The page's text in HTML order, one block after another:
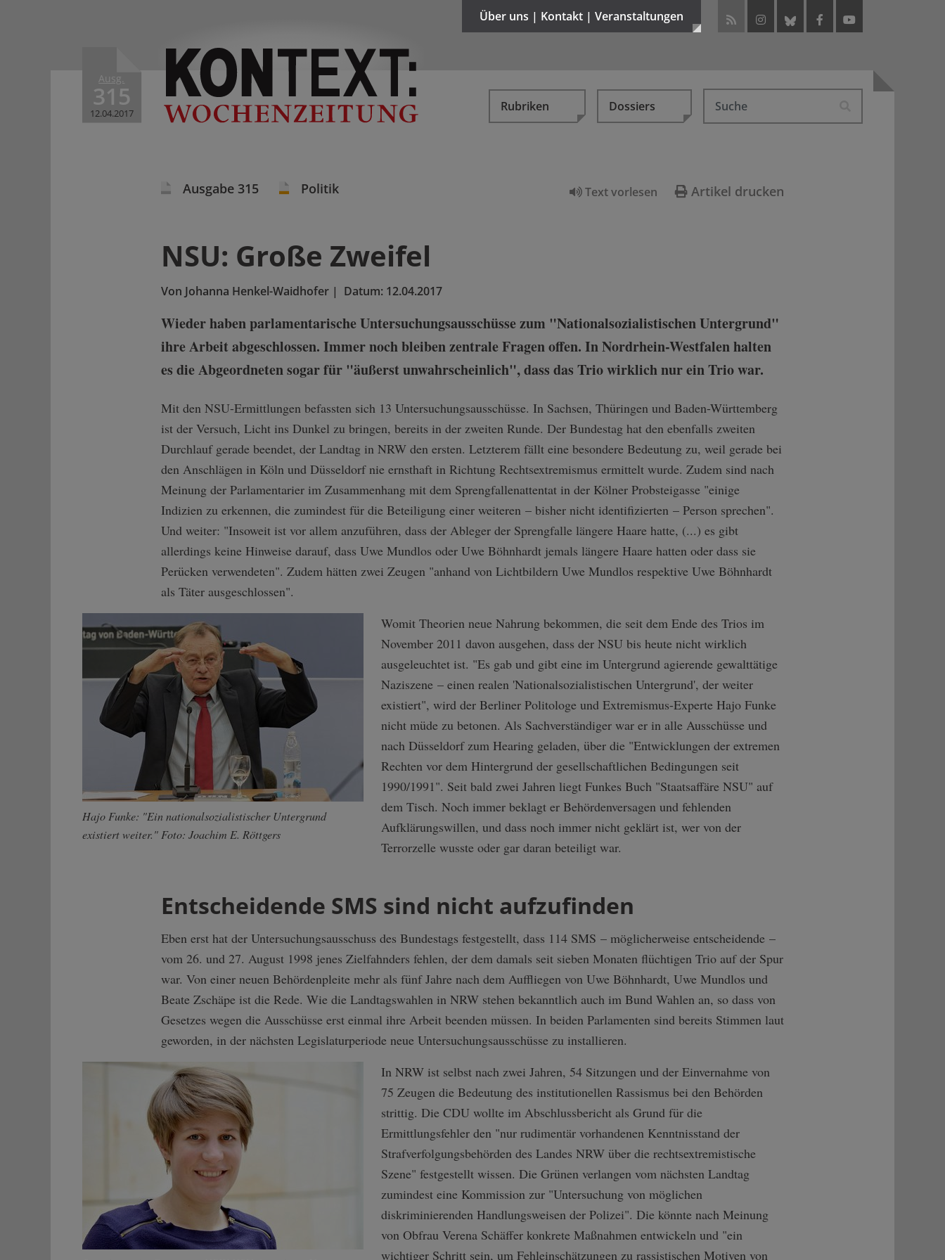
Ausg.
315
12.04.2017
Über uns | Kontakt | Veranstaltungen
Rubriken Dossiers
Text vorlesen Artikel drucken
Ausgabe 315 Politik
NSU: Große Zweifel
Von Johanna Henkel-Waidhofer | Datum: 12.04.2017
Wieder haben parlamentarische Untersuchungsausschüsse zum "Nationalsozialistischen Untergrund"
ihre Arbeit abgeschlossen. Immer noch bleiben zentrale Fragen offen. In Nordrhein-Westfalen halten
es die Abgeordneten sogar für "äußerst unwahrscheinlich", dass das Trio wirklich nur ein Trio war.
Mit den NSU-Ermittlungen befassten sich 13 Untersuchungsausschüsse. In Sachsen, Thüringen und Baden-Württemberg
ist der Versuch, Licht ins Dunkel zu bringen, bereits in der zweiten Runde. Der Bundestag hat den ebenfalls zweiten
Durchlauf gerade beendet, der Landtag in NRW den ersten. Letzterem fällt eine besondere Bedeutung zu, weil gerade bei
den Anschlägen in Köln und Düsseldorf nie ernsthaft in Richtung Rechtsextremismus ermittelt wurde. Zudem sind nach
Meinung der Parlamentarier im Zusammenhang mit dem Sprengfallenattentat in der Kölner Probsteigasse "einige
Indizien zu erkennen, die zumindest für die Beteiligung einer weiteren – bisher nicht identifizierten – Person sprechen".
Und weiter: "Insoweit ist vor allem anzuführen, dass der Ableger der Sprengfalle längere Haare hatte, (...) es gibt
allerdings keine Hinweise darauf, dass Uwe Mundlos oder Uwe Böhnhardt jemals längere Haare hatten oder dass sie
Perücken verwendeten". Zudem hätten zwei Zeugen "anhand von Lichtbildern Uwe Mundlos respektive Uwe Böhnhardt
als Täter ausgeschlossen".
Hajo Funke: "Ein nationalsozialistischer Untergrund
existiert weiter." Foto: Joachim E. Röttgers
Womit Theorien neue Nahrung bekommen, die seit dem Ende des Trios im
November 2011 davon ausgehen, dass der NSU bis heute nicht wirklich
ausgeleuchtet ist. "Es gab und gibt eine im Untergrund agierende gewalttätige
Naziszene – einen realen 'Nationalsozialistischen Untergrund', der weiter
existiert", wird der Berliner Politologe und Extremismus-Experte Hajo Funke
nicht müde zu betonen. Als Sachverständiger war er in alle Ausschüsse und
nach Düsseldorf zum Hearing geladen, über die "Entwicklungen der extremen
Rechten vor dem Hintergrund der gesellschaftlichen Bedingungen seit
1990/1991". Seit bald zwei Jahren liegt Funkes Buch "Staatsaffäre NSU" auf
dem Tisch. Noch immer beklagt er Behördenversagen und fehlenden
Aufklärungswillen, und dass noch immer nicht geklärt ist, wer von der
Terrorzelle wusste oder gar daran beteiligt war.
Entscheidende SMS sind nicht aufzufinden
Eben erst hat der Untersuchungsausschuss des Bundestags festgestellt, dass 114 SMS – möglicherweise entscheidende –
vom 26. und 27. August 1998 jenes Zielfahnders fehlen, der dem damals seit sieben Monaten flüchtigen Trio auf der Spur
war. Von einer neuen Behördenpleite mehr als fünf Jahre nach dem Auffliegen von Uwe Böhnhardt, Uwe Mundlos und
Beate Zschäpe ist die Rede. Wie die Landtagswahlen in NRW stehen bekanntlich auch im Bund Wahlen an, so dass von
Gesetzes wegen die Ausschüsse erst einmal ihre Arbeit beenden müssen. In beiden Parlamenten sind bereits Stimmen laut
geworden, in der nächsten Legislaturperiode neue Untersuchungsausschüsse zu installieren.
In NRW ist selbst nach zwei Jahren, 54 Sitzungen und der Einvernahme von
75 Zeugen die Bedeutung des institutionellen Rassismus bei den Behörden
strittig. Die CDU wollte im Abschlussbericht als Grund für die
Ermittlungsfehler den "nur rudimentär vorhandenen Kenntnisstand der
Strafverfolgungsbehörden des Landes NRW über die rechtsextremistische
Szene" festgestellt wissen. Die Grünen verlangen vom nächsten Landtag
zumindest eine Kommission zur "Untersuchung von möglichen
diskriminierenden Handlungsweisen der Polizei". Die könnte nach Meinung
von Obfrau Verena Schäffer konkrete Maßnahmen entwickeln und "ein
wichtiger Schritt sein, um Fehleinschätzungen zu rassistischen Motiven von